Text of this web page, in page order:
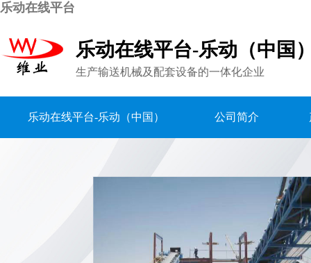
乐动在线平台
乐动在线平台-乐动（中国
生产输送机械及配套设备的一体化企业
乐动在线平台-乐动（中国） 公司简介